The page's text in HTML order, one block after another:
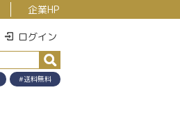
企業HP
ログイン
#送料無料